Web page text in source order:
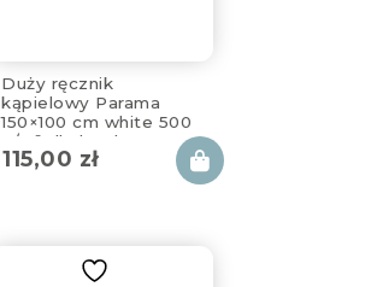
Duży ręcznik
kąpielowy Parama
150×100 cm white 500
g/m² dla bardzo
wysokich osób
115,00 zł